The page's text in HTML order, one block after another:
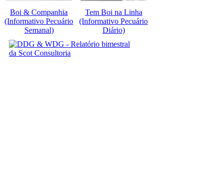
Boi & Companhia
(Informativo Pecuário
Semanal)
Tem Boi na Linha
(Informativo Pecuário
Diário)